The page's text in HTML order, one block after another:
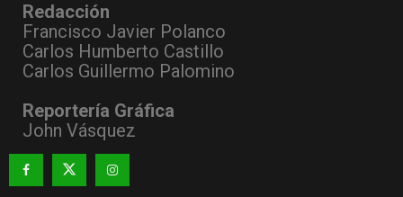
Redacción
Francisco Javier Polanco
Carlos Humberto Castillo
Carlos Guillermo Palomino
Reportería Gráfica
John Vásquez